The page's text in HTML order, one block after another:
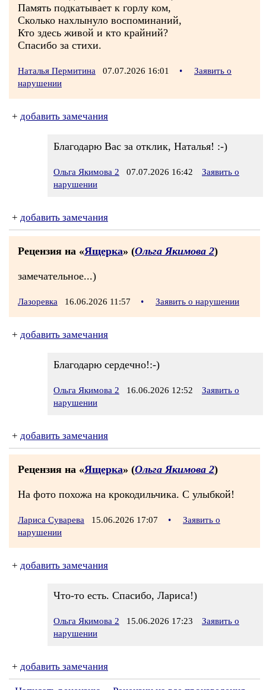
Память подкатывает к горлу ком,
Сколько нахлынуло воспоминаний,
Кто здесь живой и кто крайний?
Спасибо за стихи.
Наталья Пермитина 07.07.2026 16:01 •
Заявить о
нарушении
+ добавить замечания
Благодарю Вас за отклик, Наталья! :-)
Ольга Якимова 2 07.07.2026 16:42
Заявить о
нарушении
+ добавить замечания
Рецензия на «Ящерка» (Ольга Якимова 2)
замечательное...)
Лазоревка 16.06.2026 11:57 • Заявить о нарушении
+ добавить замечания
Благодарю сердечно!:-)
Ольга Якимова 2 16.06.2026 12:52
Заявить о
нарушении
+ добавить замечания
Рецензия на «Ящерка» (Ольга Якимова 2)
На фото похожа на крокодильчика. С улыбкой!
Лариса Суварева 15.06.2026 17:07 •
Заявить о
нарушении
+ добавить замечания
Что-то есть. Спасибо, Лариса!)
Ольга Якимова 2 15.06.2026 17:23
Заявить о
нарушении
+ добавить замечания